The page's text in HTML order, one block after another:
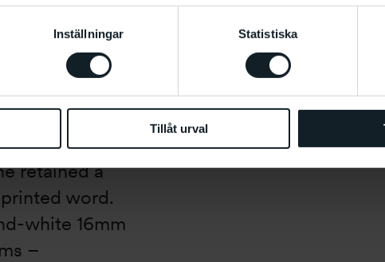
Inställningar Statistiska
Tillåt urval
An
care. As a
he was
Montévrain, a
a few
retained a
word.
white 16mm
–